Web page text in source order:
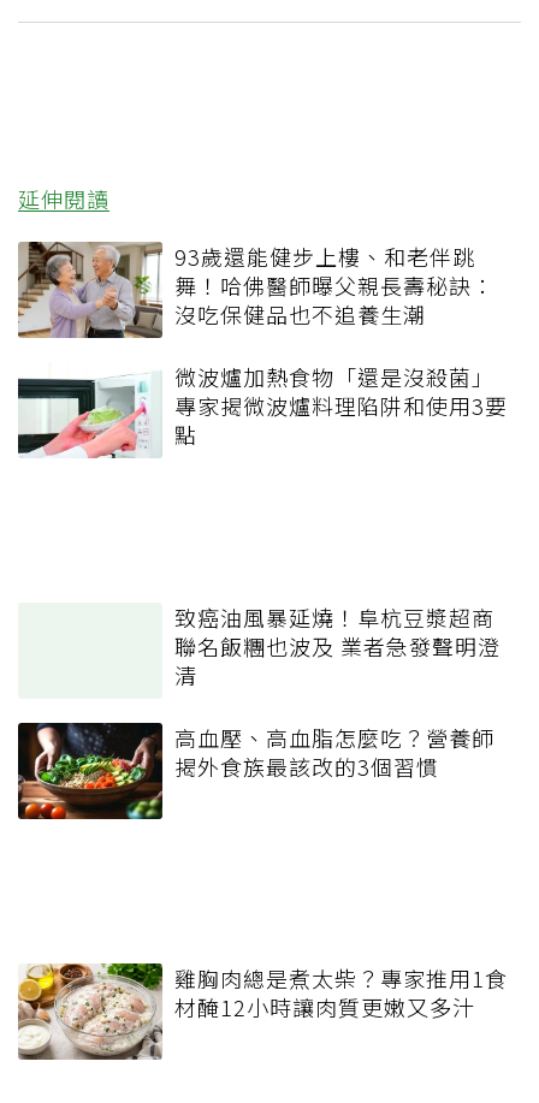
延伸閱讀
93歲還能健步上樓、和老伴跳
舞！哈佛醫師曝父親長壽秘訣：
沒吃保健品也不追養生潮
微波爐加熱食物「還是沒殺菌」
專家揭微波爐料理陷阱和使用3要
點
致癌油風暴延燒！阜杭豆漿超商
聯名飯糰也波及 業者急發聲明澄
清
高血壓、高血脂怎麼吃？營養師
揭外食族最該改的3個習慣
雞胸肉總是煮太柴？專家推用1食
材醃12小時讓肉質更嫩又多汁